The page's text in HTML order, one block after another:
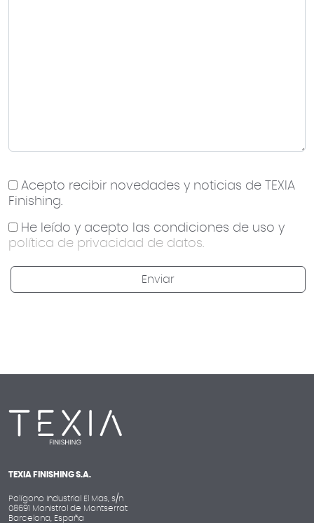
Acepto recibir novedades y noticias de TEXIA
Finishing.
He leído y acepto las condiciones de uso y
política de privacidad de datos.
TEXIA FINISHING S.A.
Polígono Industrial El Mas, s/n
08691 Monistrol de Montserrat
Barcelona, España